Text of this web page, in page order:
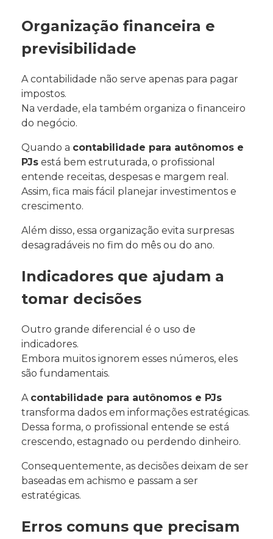
Organização financeira e
previsibilidade
A contabilidade não serve apenas para pagar
impostos.
Na verdade, ela também organiza o financeiro
do negócio.
Quando a contabilidade para autônomos e
PJs está bem estruturada, o profissional
entende receitas, despesas e margem real.
Assim, fica mais fácil planejar investimentos e
crescimento.
Além disso, essa organização evita surpresas
desagradáveis no fim do mês ou do ano.
Indicadores que ajudam a
tomar decisões
Outro grande diferencial é o uso de
indicadores.
Embora muitos ignorem esses números, eles
são fundamentais.
A contabilidade para autônomos e PJs
transforma dados em informações estratégicas.
Dessa forma, o profissional entende se está
crescendo, estagnado ou perdendo dinheiro.
Consequentemente, as decisões deixam de ser
baseadas em achismo e passam a ser
estratégicas.
Erros comuns que precisam